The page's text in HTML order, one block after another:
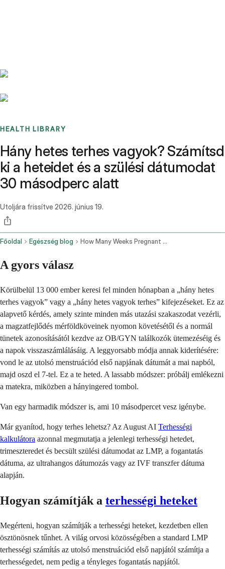
HEALTH LIBRARY
Hány hetes terhes vagyok? Számítsd
ki a heteidet és a szülési dátumodat
30 másodperc alatt
Utoljára frissítve 2026. június 19.
Főoldal Egészség blog How Many Weeks Pregnant Am I Calculate Your Week Due Date In 30 Seconds
A gyors válasz
Körülbelül 13 000 ember keresi fel minden hónapban a „hány hetes
terhes vagyok” vagy a „hány hetes vagyok terhes” kifejezéseket. Ez az
alapvető kérdés, amely szinte minden más utazási szakaszodat vezérli,
a magzatfejlődés mérföldköveinek nyomon követésétől és a normál
tünetek azonosításától kezdve az OB/GYN találkozók ütemezéséig és
a napok visszaszámlálásáig. A leggyorsabb módja annak kiderítésére:
vond le az utolsó menstruációd első napjának dátumát a mai napból,
majd oszd el 7-tel. Ez a te heted. A lassabb módszer: próbálj emlékezni
a matekra, miközben a hányingered tombol.
Van egy harmadik módszer is, ami 10 másodpercet vesz igénybe.
Már gyanítod, hogy terhes lehetsz? Az August AI Terhességi
kalkulátora azonnal megmutatja a jelenlegi terhességi hetedet,
trimeszteredet és becsült szülési dátumodat az LMP, a fogantatás
dátuma, az ultrahangos dátumozás vagy az IVF transzfer dátuma
alapján.
Hogyan számítják a terhességi heteket
Megérteni, hogyan számítják a terhességi heteket, kezdetben ellen
ösztönösnek tűnhet. A világ orvosi közösségében a standard LMP
terhességi számítás az utolsó menstruációd első napjától számítja a
terhességedet, nem pedig a tényleges fogantatás napjától.